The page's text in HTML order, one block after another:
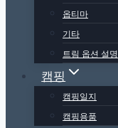
옵티마
기타
트림 옵션 설명
캠핑
캠핑일지
캠핑용품